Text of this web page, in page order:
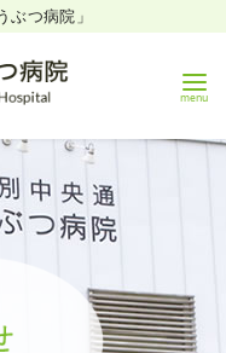
つ病院」